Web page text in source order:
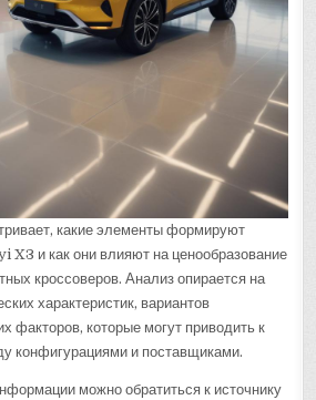
какие элементы формируют
X3 и как они влияют на ценообразование
кроссоверов. Анализ опирается на
характеристик, вариантов
факторов, которые могут приводить к
конфигурациями и поставщиками.
можно обратиться к источнику